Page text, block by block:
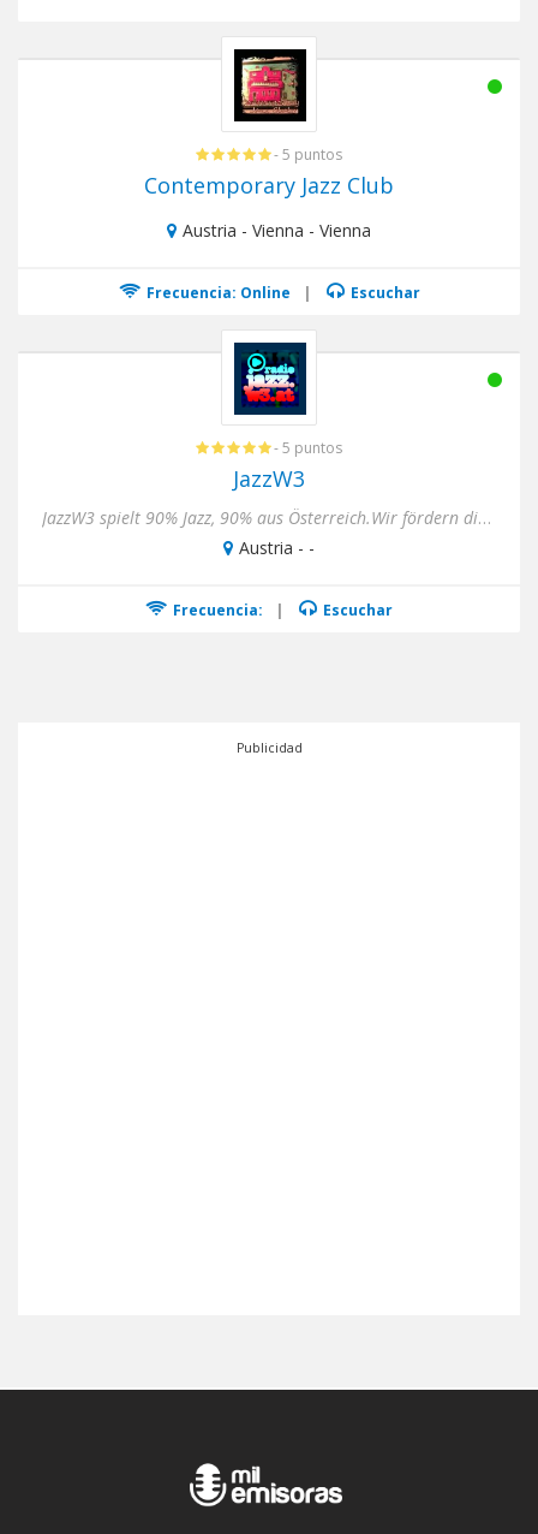
- 5 puntos
Contemporary Jazz Club
Austria - Vienna - Vienna
Frecuencia: Online | Escuchar
- 5 puntos
JazzW3
JazzW3 spielt 90% Jazz, 90% aus Österreich.Wir fördern die österreichische Jazzszene 24x7 ohne Werbung und informi...
Austria - -
Frecuencia: | Escuchar
Publicidad